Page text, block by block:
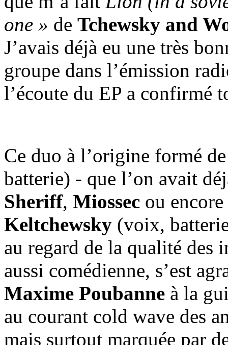
one » de Tchewsky and
J’avais déjà eu une très
groupe dans l’émission
l’écoute du EP a confirmé
Ce duo à l’origine formé
batterie) - que l’on avait
Sheriff, Miossec ou encore
Keltchewsky (voix,
au regard de la qualité des
aussi comédienne, s’est
Maxime Poubanne à la
au courant cold wave des
mais surtout marquée par